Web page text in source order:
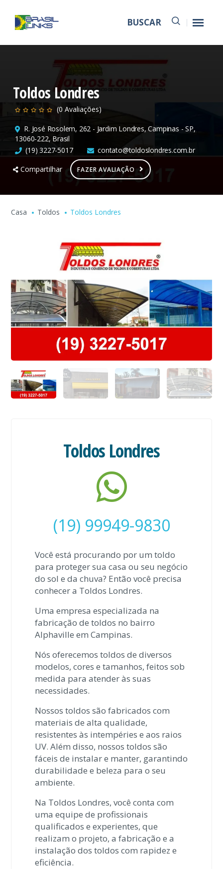
BUSCAR
Toldos Londres
(0 Avaliações)
R. José Rosolem, 262 - Jardim Londres, Campinas - SP,
13060-222, Brasil
(19) 3227-5017
contato@toldoslondres.com.br
Compartilhar
FAZER AVALIAÇÃO
Casa Toldos Toldos Londres
Toldos Londres
(19) 99949-9830
Você está procurando por um toldo
para proteger sua casa ou seu negócio
do sol e da chuva? Então você precisa
conhecer a Toldos Londres.
Uma empresa especializada na
fabricação de toldos no bairro
Alphaville em Campinas.
Nós oferecemos toldos de diversos
modelos, cores e tamanhos, feitos sob
medida para atender às suas
necessidades.
Nossos toldos são fabricados com
materiais de alta qualidade,
resistentes às intempéries e aos raios
UV. Além disso, nossos toldos são
fáceis de instalar e manter, garantindo
durabilidade e beleza para o seu
ambiente.
Na Toldos Londres, você conta com
uma equipe de profissionais
qualificados e experientes, que
realizam o projeto, a fabricação e a
instalação dos toldos com rapidez e
eficiência.